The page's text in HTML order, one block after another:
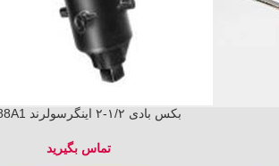
بکس بادی ۱/۲-۲ اینگرسولرند IR588A1